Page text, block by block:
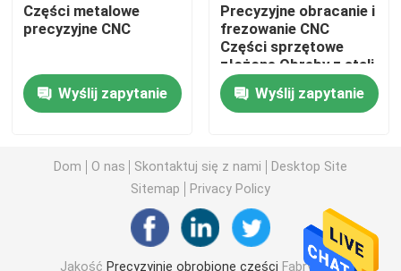
Precyzyjne części formy
Części do tokarek CNC
Części z tworzyw sztucznych
Części do form wtryskowych
Części metalowe
precyzyjne CNC
Wyślij zapytanie
Precyzyjne obracanie i
frezowanie CNC
Części sprzętowe
złożone Obręby z stali
nierdzewnej Obróbki
aluminiowe Części
niestandardowe
Wyślij zapytanie
Dom O nas Skontaktuj się z nami
Desktop Site
Sitemap
Privacy Policy
Jakość Precyzyjnie obrobione części Fabryka w